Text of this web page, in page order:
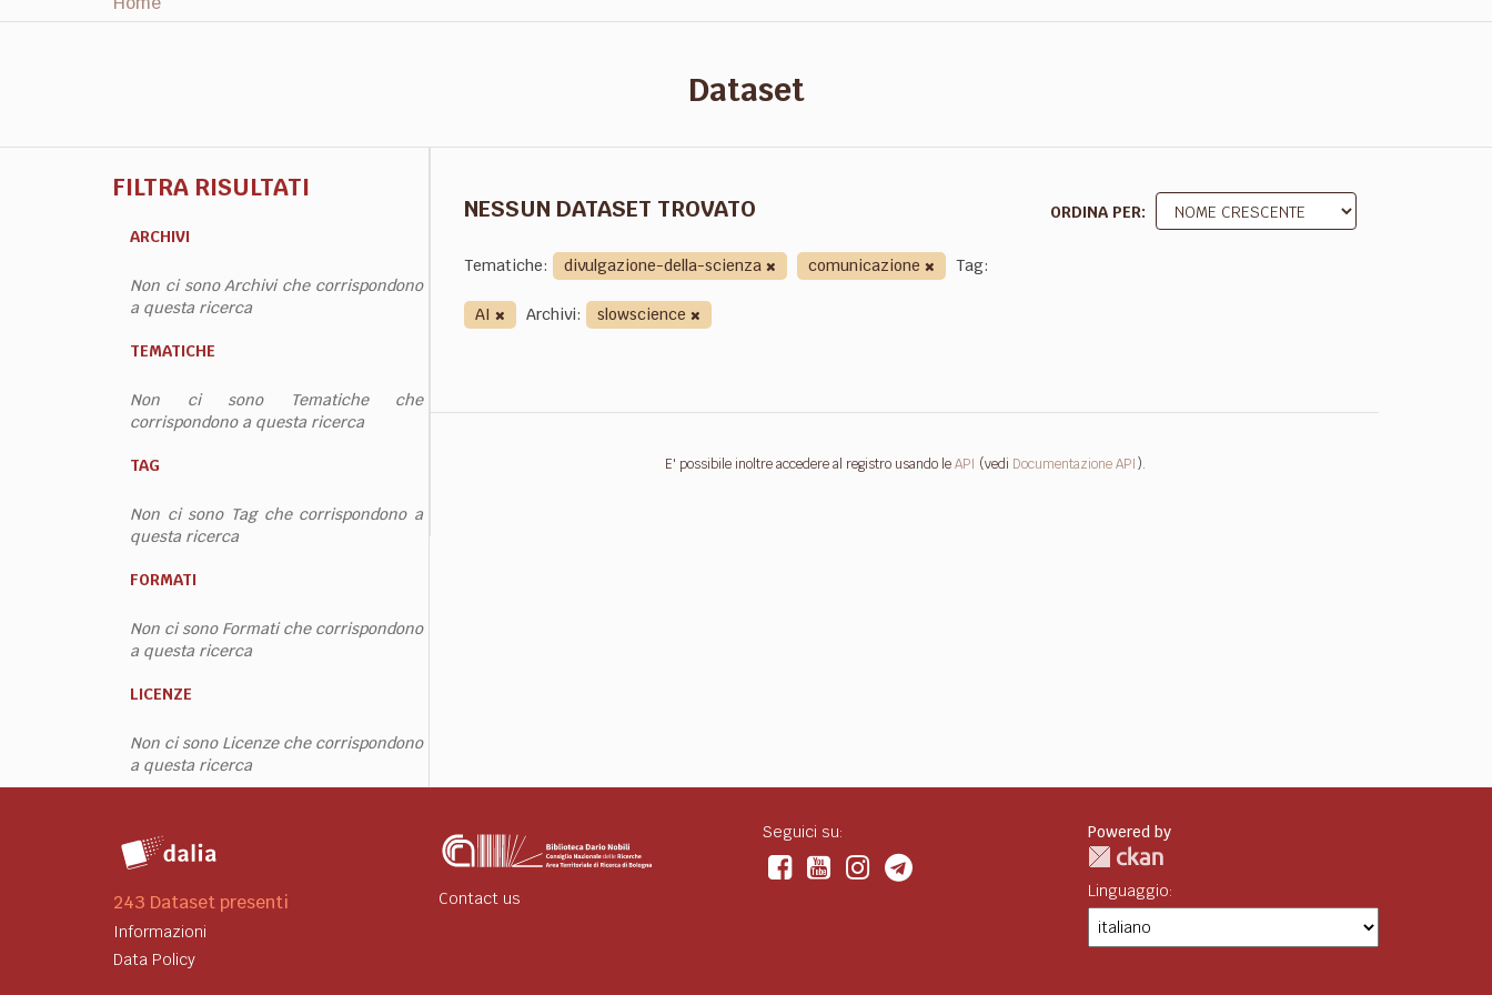
Dataset
FILTRA RISULTATI
ARCHIVI
Non ci sono Archivi che corrispondono
a questa ricerca
TEMATICHE
Non ci sono Tematiche che
corrispondono a questa ricerca
TAG
Non ci sono Tag che corrispondono a
questa ricerca
FORMATI
Non ci sono Formati che corrispondono
a questa ricerca
LICENZE
Non ci sono Licenze che corrispondono
a questa ricerca
ORDINA PER
NESSUN DATASET TROVATO
Tematiche: divulgazione-della-scienza comunicazione
Tag:
AI
Archivi: slowscience
E' possibile inoltre accedere al registro usando leAPI (vedi Documentazione API).
243 Dataset presenti
Informazioni
Data Policy
Contact us
Seguici su: Powered by
Linguaggio